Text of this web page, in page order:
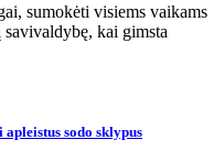
sumokėti visiems vaikams
kai gimsta
sodo sklypus